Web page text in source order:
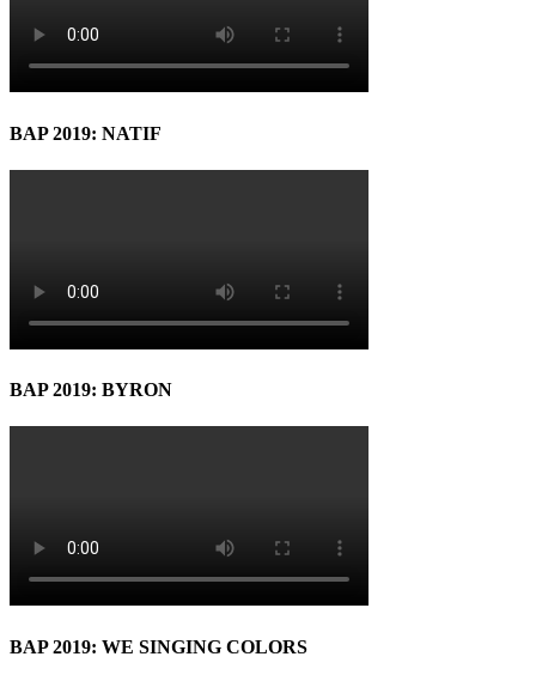
BAP 2019: NATIF
BAP 2019: BYRON
BAP 2019: WE SINGING COLORS